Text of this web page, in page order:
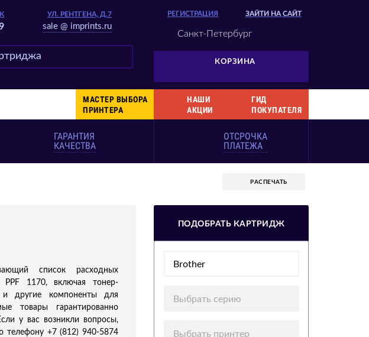
КОРЗИНА
РЕГИСТРАЦИЯ ЗАЙТИ НА САЙТ
Санкт-Петербург
УЛ. РЕНТГЕНА, Д.7
sale @ imprints.ru
НАШИ
АКЦИИ
ГИД
ПОКУПАТЕЛЯ
МАСТЕР ВЫБОРА
ПРИНТЕРА
ГАРАНТИЯ
КАЧЕСТВА
ОТСРОЧКА
ПЛАТЕЖА
список расходных
PPF 1170, включая тонер-
и другие компоненты для
товары гарантированно
у вас возникли вопросы,
телефону +7 (812) 940-5874
РАСПЕЧАТЬ
ПОДОБРАТЬ КАРТРИДЖ
Brother
Выбрать серию
Выбрать принтер